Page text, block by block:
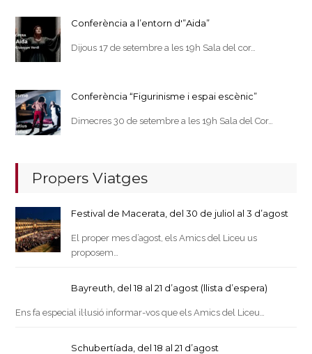
Conferència a l’entorn d'”Aida”
Dijous 17 de setembre a les 19h Sala del cor…
Conferència “Figurinisme i espai escènic”
Dimecres 30 de setembre a les 19h Sala del Cor…
Propers Viatges
Festival de Macerata, del 30 de juliol al 3 d’agost
El proper mes d’agost, els Amics del Liceu us
proposem…
Bayreuth, del 18 al 21 d’agost (llista d’espera)
Ens fa especial il·lusió informar-vos que els Amics del Liceu…
Schubertíada, del 18 al 21 d’agost